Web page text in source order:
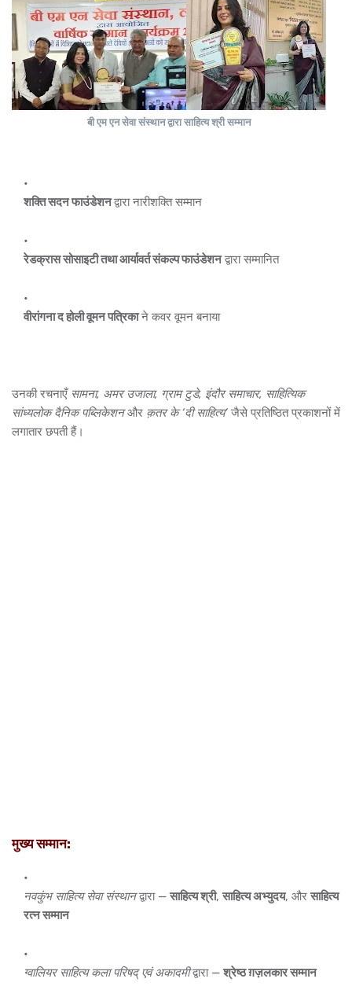
बी एम एन सेवा संस्थान द्वारा साहित्य श्री सम्मान
शक्ति सदन फाउंडेशनद्वारा नारीशक्ति सम्मान
रेडक्रास सोसाइटी तथा आर्यावर्त संकल्प फाउंडेशनद्वारा सम्मानित
वीरांगना द होली वूमन पत्रिकाने कवर वूमन बनाया
उनकी रचनाएँ सामना, अमर उजाला, ग्राम टुडे, इंदौर समाचार, साहित्यिक
सांध्यलोक दैनिक पब्लिकेशनऔर क़तर के ‘दी साहित्य’ जैसे प्रतिष्ठित प्रकाशनों में
लगातार छपती हैं।
मुख्य सम्मान:
नवकुंभ साहित्य सेवा संस्थानद्वारा — साहित्य श्री, साहित्य अभ्युदय, और साहित्य
रत्न सम्मान
ग्वालियर साहित्य कला परिषद् एवं अकादमीद्वारा — श्रेष्ठ ग़ज़लकार सम्मान